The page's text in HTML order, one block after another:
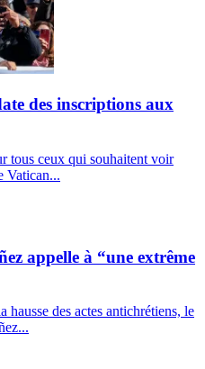
des inscriptions aux
tous ceux qui souhaitent voir
Vatican...
appelle à “une extrême
hausse des actes antichrétiens, le